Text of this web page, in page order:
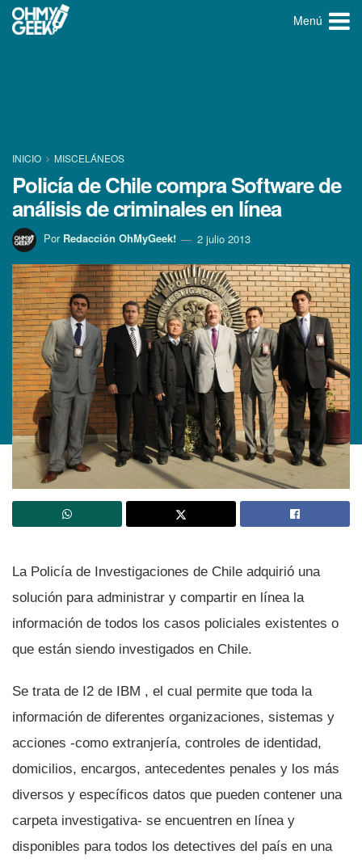
Menú
INICIO MISCELÁNEOS
Policí­a de Chile compra Software de
análisis de criminales en lí­nea
Por Redacción OhMyGeek! 2 julio 2013
La Policí­a de Investigaciones de Chile adquirió una
solución para administrar y compartir en lí­nea la
información de todos los casos policiales existentes o
que están siendo investigados en Chile.
Se trata de I2 de IBM , el cual permite que toda la
información de diferentes organizaciones, sistemas y
acciones -como extranjerí­a, controles de identidad,
domicilios, encargos, antecedentes penales y los más
diversos y especí­ficos datos que pueden contener una
carpeta investigativa- se encuentren en lí­nea y
disponibles para todos los detectives del paí­s en una